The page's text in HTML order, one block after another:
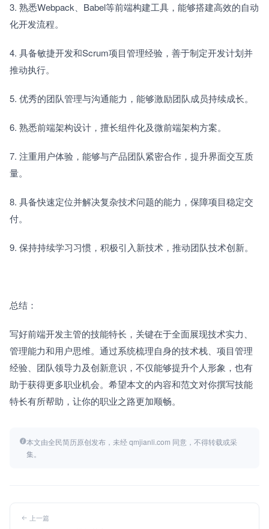
3. 熟悉Webpack、Babel等前端构建工具，能够搭建高效的自动
化开发流程。
4. 具备敏捷开发和Scrum项目管理经验，善于制定开发计划并
推动执行。
5. 优秀的团队管理与沟通能力，能够激励团队成员持续成长。
6. 熟悉前端架构设计，擅长组件化及微前端架构方案。
7. 注重用户体验，能够与产品团队紧密合作，提升界面交互质
量。
8. 具备快速定位并解决复杂技术问题的能力，保障项目稳定交
付。
9. 保持持续学习习惯，积极引入新技术，推动团队技术创新。
总结：
写好前端开发主管的技能特长，关键在于全面展现技术实力、
管理能力和用户思维。通过系统梳理自身的技术栈、项目管理
经验、团队领导力及创新意识，不仅能够提升个人形象，也有
助于获得更多职业机会。希望本文的内容和范文对你撰写技能
特长有所帮助，让你的职业之路更加顺畅。
本文由全民简历原创发布，未经 qmjianli.com 同意，不得转载或采
集。
上一篇